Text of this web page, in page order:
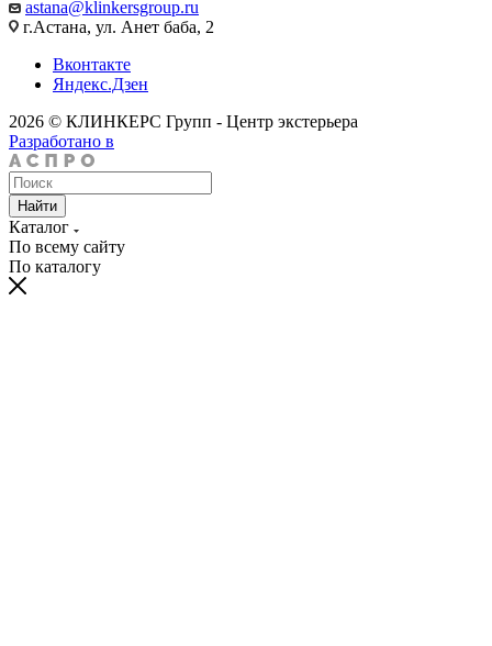
astana@klinkersgroup.ru
г.Астана, ул. Анет баба, 2
Вконтакте
Яндекс.Дзен
2026 © КЛИНКЕРС Групп - Центр экстерьера
Разработано в
Найти
Каталог
По всему сайту
По каталогу